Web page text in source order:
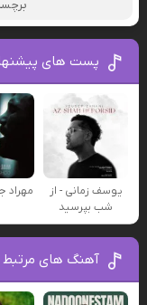
پست های
یوسف زمانی - از
شب بپرسید
مهراد
آهنگ های